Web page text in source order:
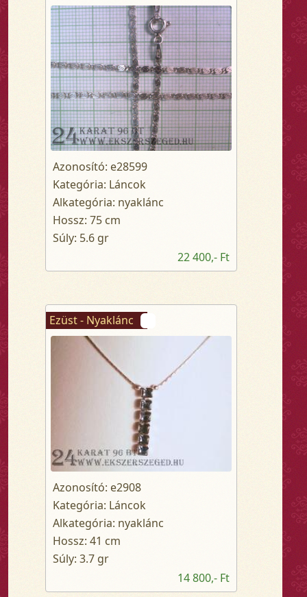
Azonosító: e28599
Kategória: Láncok
Alkategória: nyaklánc
Hossz: 75 cm
Súly: 5.6 gr
22 400,- Ft
Ezüst - Nyaklánc
Azonosító: e2908
Kategória: Láncok
Alkategória: nyaklánc
Hossz: 41 cm
Súly: 3.7 gr
14 800,- Ft